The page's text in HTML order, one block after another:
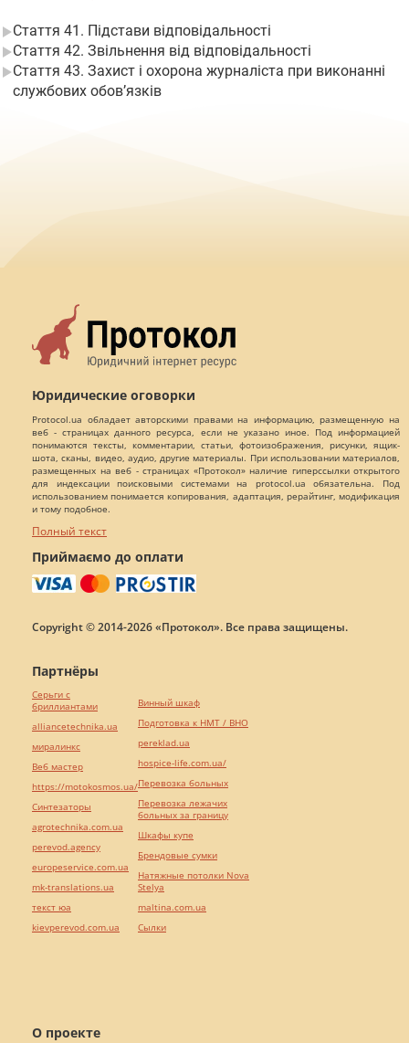
Стаття 41. Підстави відповідальності
Стаття 42. Звільнення від відповідальності
Стаття 43. Захист і охорона журналіста при виконанні
службових обов’язків
Юридические оговорки
Protocol.ua обладает авторскими правами на информацию, размещенную на
веб - страницах данного ресурса, если не указано иное. Под информацией
понимаются тексты, комментарии, статьи, фотоизображения, рисунки, ящик-
шота, сканы, видео, аудио, другие материалы. При использовании материалов,
размещенных на веб - страницах «Протокол» наличие гиперссылки открытого
для индексации поисковыми системами на protocol.ua обязательна. Под
использованием понимается копирования, адаптация, рерайтинг, модификация
и тому подобное.
Полный текст
Приймаємо до оплати
Copyright © 2014-2026 «Протокол». Все права защищены.
О проекте
Партнёры
Серьги с
бриллиантами
alliancetechnika.ua
миралинкс
Веб мастер
https://motokosmos.ua/
Синтезаторы
agrotechnika.com.ua
perevod.agency
europeservice.com.ua
mk-translations.ua
текст юа
kievperevod.com.ua
Винный шкаф
Подготовка к НМТ / ВНО
pereklad.ua
hospice-life.com.ua/
Перевозка больных
Перевозка лежачих
больных за границу
Шкафы купе
Брендовые сумки
Натяжные потолки Nova
Stelya
maltina.com.ua
Cылки